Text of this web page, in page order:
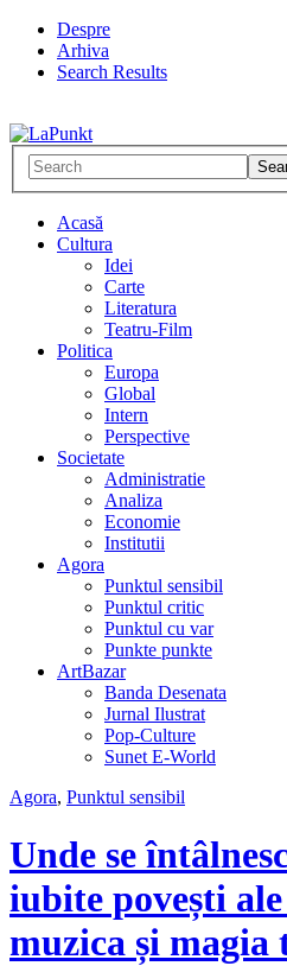
Despre
Arhiva
Search Results
Acasă
Cultura
Idei
Carte
Literatura
Teatru-Film
Politica
Europa
Global
Intern
Perspective
Societate
Administratie
Analiza
Economie
Institutii
Agora
Punktul sensibil
Punktul critic
Punktul cu var
Punkte punkte
ArtBazar
Banda Desenata
Jurnal Ilustrat
Pop-Culture
Sunet E-World
Agora, Punktul sensibil
Unde se
iubite povești
muzica și magia